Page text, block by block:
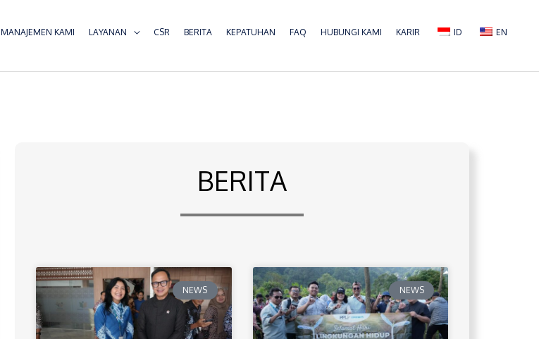
MANAJEMEN KAMI LAYANAN CSR BERITA KEPATUHAN FAQ HUBUNGI KAMI KARIR ID EN
BERITA
NEWS NEWS